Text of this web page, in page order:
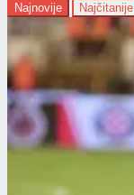
Najnovije
Najčitanije